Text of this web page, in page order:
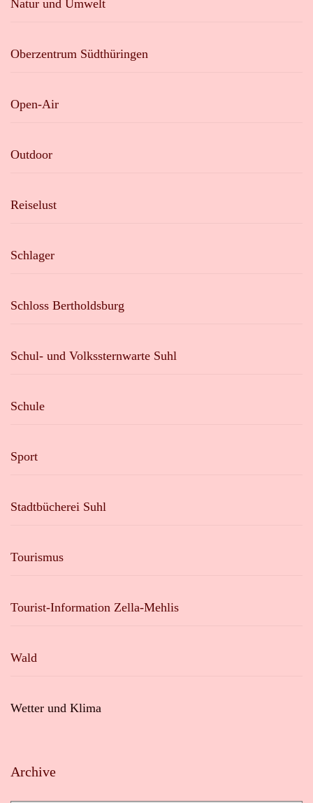
Natur und Umwelt
Oberzentrum Südthüringen
Open-Air
Outdoor
Reiselust
Schlager
Schloss Bertholdsburg
Schul- und Volkssternwarte Suhl
Schule
Sport
Stadtbücherei Suhl
Tourismus
Tourist-Information Zella-Mehlis
Wald
Wetter und Klima
Archive